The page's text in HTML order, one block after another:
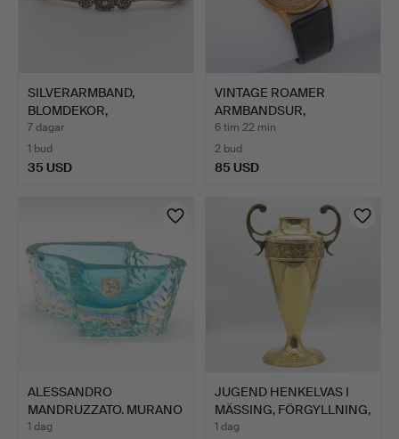
SILVERARMBAND,
BLOMDEKOR,
TRÅDKONST, TESTA…
7 dagar
1 bud
35 USD
VINTAGE ROAMER
ARMBANDSUR,
MANUELLT UPPDRA…
6 tim 22 min
2 bud
85 USD
ALESSANDRO
MANDRUZZATO. MURANO
DESIGNERSKÅ…
1 dag
JUGEND HENKELVAS I
MÄSSING, FÖRGYLLNING,
B…
1 dag